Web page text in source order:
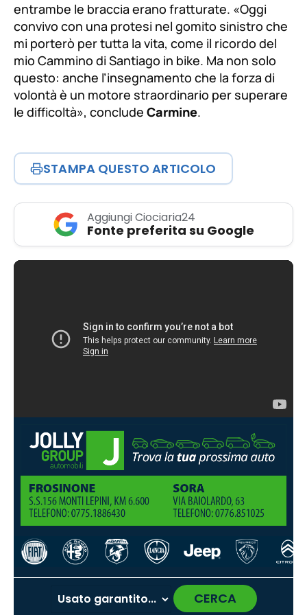
entrambe le braccia erano fratturate. «Oggi
convivo con una protesi nel gomito sinistro che
mi porterò per tutta la vita, come il ricordo del
mio Cammino di Santiago in bike. Ma non solo
questo: anche l’insegnamento che la forza di
volontà è un motore straordinario per superare
le difficoltà», conclude Carmine.
STAMPA QUESTO ARTICOLO
Aggiungi Ciociaria24
Fonte preferita su Google
CERCA